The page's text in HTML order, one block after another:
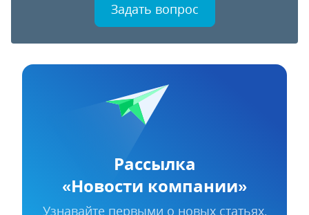
Задать вопрос
Рассылка
«Новости компании»
Узнавайте первыми о новых статьях,